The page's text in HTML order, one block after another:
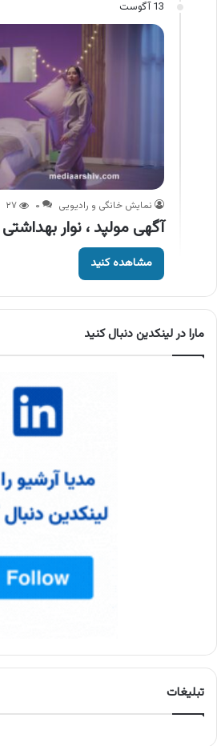
13 آگوست
نمایش خانگی و رادیویی ۰ ۲۷
آگهی مولپد ، نوار
مشاهده کنید
مارا در لینکدین دنبال کنید
تبلیغات